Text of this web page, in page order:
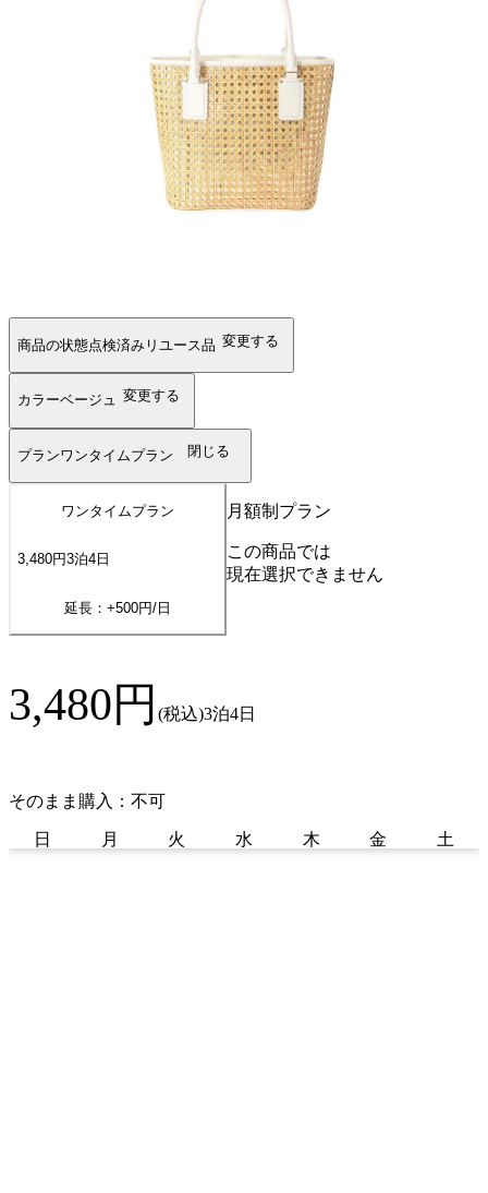
商品の状態点検済みリユース品 変更する
カラーベージュ 変更する
プランワンタイムプラン 閉じる
ワンタイムプラン
3,480円3泊4 日
延長：+500円/日
月額制プラン
この商品では
現在選択できません
3,480円 (税込)3泊4日
そのまま購入：不可
日 月 火 水 木 金 土